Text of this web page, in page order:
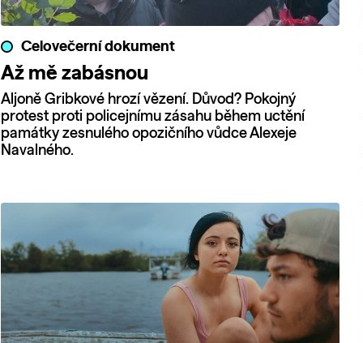
Celovečerní dokument
Až mě zabásnou
Aljoně Gribkové hrozí vězení. Důvod? Pokojný
protest proti policejnímu zásahu během uctění
památky zesnulého opozičního vůdce Alexeje
Navalného.